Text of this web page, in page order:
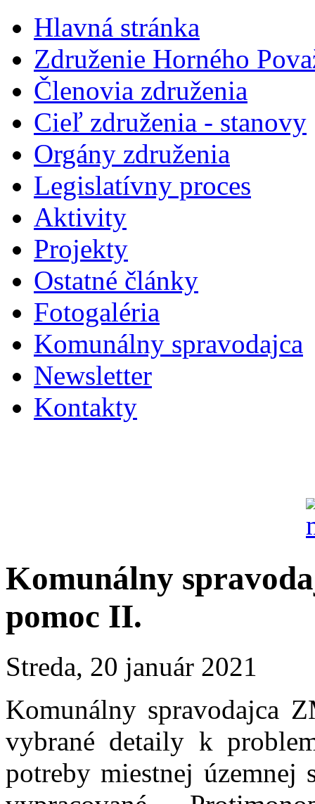
Hlavná stránka
Združenie Horného
Členovia združenia
Cieľ združenia - stanovy
Orgány združenia
Legislatí­vny proces
Aktivity
Projekty
Ostatné články
Fotogaléria
Komunálny spravodajca
Newsletter
Kontakty
Komunálny
pomoc II.
Streda, 20 január 2021
Komunálny spravodajca
vybrané detaily k
potreby miestnej územnej